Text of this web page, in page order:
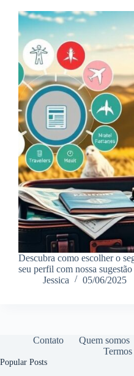
Descubra como escolher o
seu perfil com nossa
Jessica
05/06/2025
Contato Quem somos
Popular Posts